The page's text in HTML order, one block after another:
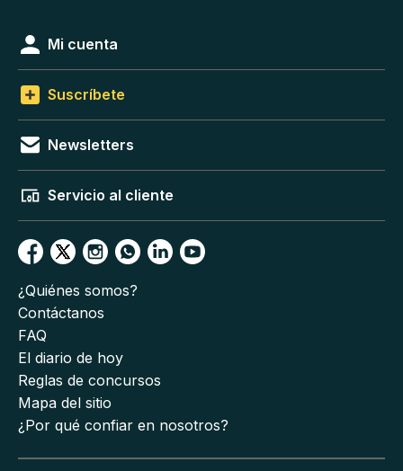
Mi cuenta
Suscríbete
Newsletters
Servicio al cliente
¿Quiénes somos?
Contáctanos
FAQ
El diario de hoy
Reglas de concursos
Mapa del sitio
¿Por qué confiar en nosotros?